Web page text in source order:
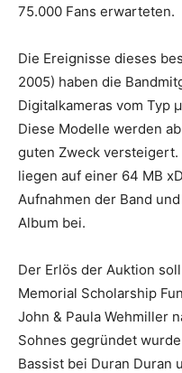
75.000 Fans erwarteten.
Die Ereignisse dieses
2005) haben die
Digitalkameras vom Typ
Diese Modelle werden
guten Zweck
liegen auf einer 64 MB
Aufnahmen der Band
Album bei.
Der Erlös der Auktion
Memorial Scholarship
John & Paula Wehmiller
Sohnes gegründet
Bassist bei Duran Duran